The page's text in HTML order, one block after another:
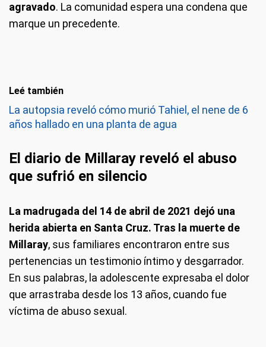
agravado. La comunidad espera una condena que
marque un precedente.
Leé también
La autopsia reveló cómo murió Tahiel, el nene de 6
años hallado en una planta de agua
El diario de Millaray reveló el abuso
que sufrió en silencio
La madrugada del 14 de abril de 2021 dejó una
herida abierta en Santa Cruz. Tras la muerte de
Millaray, sus familiares encontraron entre sus
pertenencias un testimonio íntimo y desgarrador.
En sus palabras, la adolescente expresaba el dolor
que arrastraba desde los 13 años, cuando fue
víctima de abuso sexual.